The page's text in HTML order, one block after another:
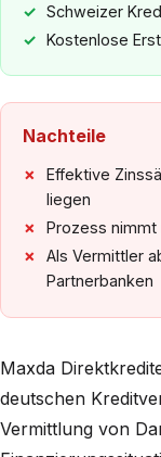
Schweizer
Kostenlose
Nachteile
Effektive
liegen
Prozess nimmt
Als Vermittler
Partnerbanken
Maxda
deutschen
Vermittlung von